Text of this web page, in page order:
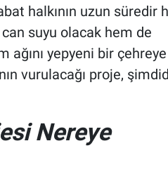
halkının uzun süredir
suyu olacak hem de
ağını yepyeni bir çehreye
vurulacağı proje,
Nereye